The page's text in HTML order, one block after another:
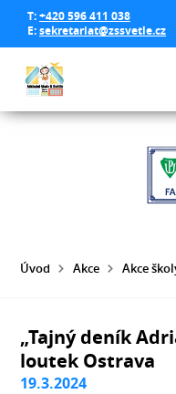
T:+420 596 411 038
E:sekretariat@zssvetle.cz
Úvod Akce Akce
„Tajný deník
loutek Ostrava
19.3.2024